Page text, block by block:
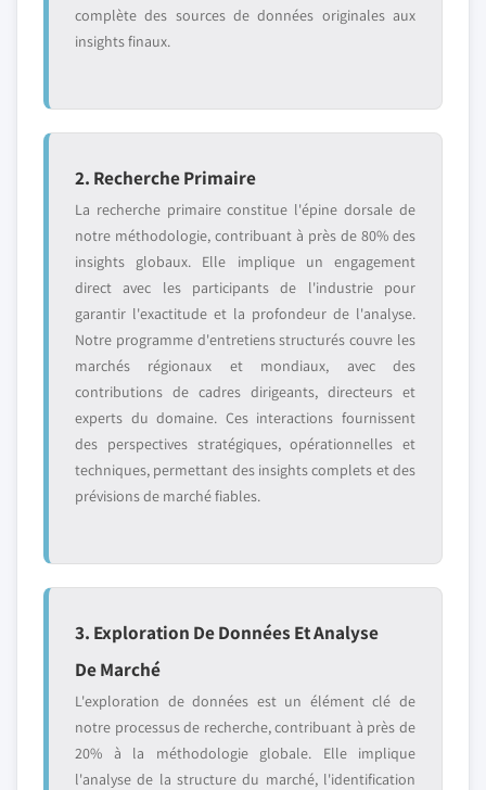
complète des sources de données originales aux
insights finaux.
2. Recherche Primaire
La recherche primaire constitue l'épine dorsale de
notre méthodologie, contribuant à près de 80% des
insights globaux. Elle implique un engagement
direct avec les participants de l'industrie pour
garantir l'exactitude et la profondeur de l'analyse.
Notre programme d'entretiens structurés couvre les
marchés régionaux et mondiaux, avec des
contributions de cadres dirigeants, directeurs et
experts du domaine. Ces interactions fournissent
des perspectives stratégiques, opérationnelles et
techniques, permettant des insights complets et des
prévisions de marché fiables.
3. Exploration De Données Et Analyse
De Marché
L'exploration de données est un élément clé de
notre processus de recherche, contribuant à près de
20% à la méthodologie globale. Elle implique
l'analyse de la structure du marché, l'identification